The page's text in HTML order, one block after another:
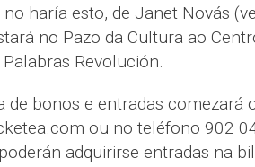
no haría esto, de Janet Novás
no Pazo da Cultura ao
Palabras Revolución.
de bonos e entradas comezará
ou no teléfono 902
adquirirse entradas na